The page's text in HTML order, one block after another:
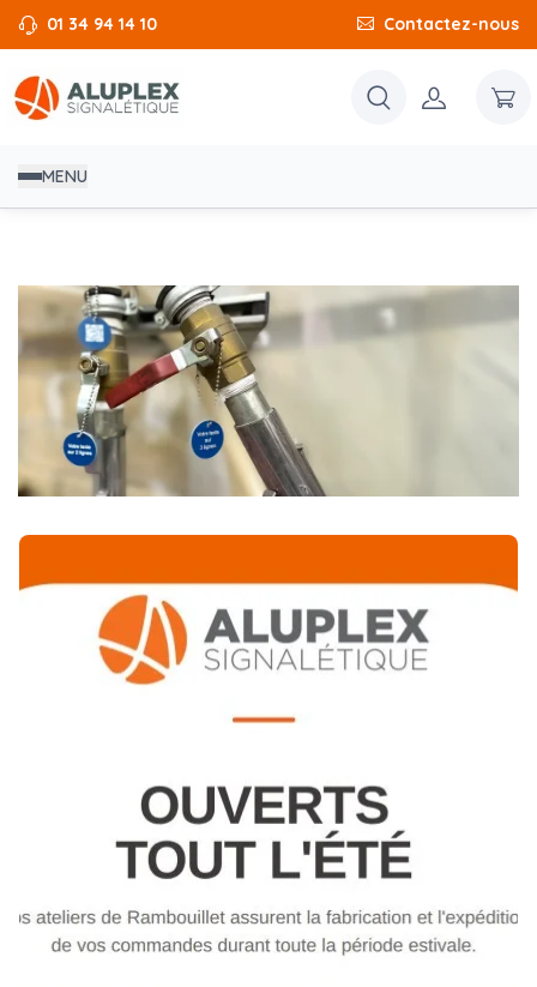
01 34 94 14 10 Contactez-nous
MENU